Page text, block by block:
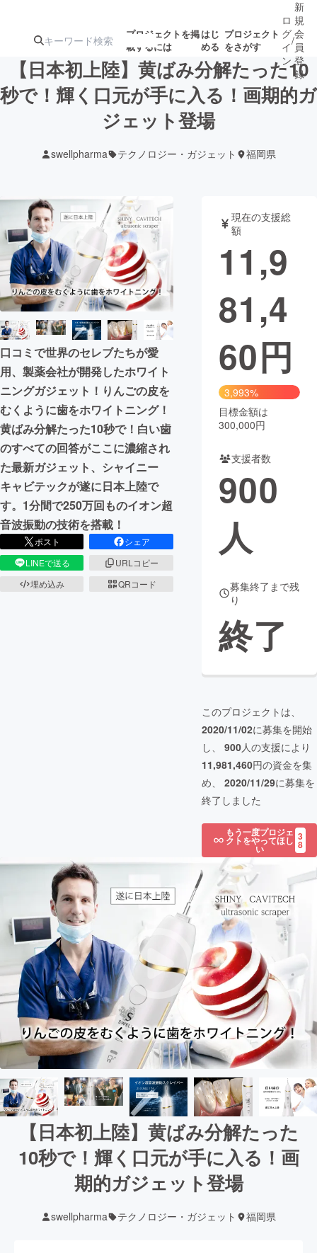
プロジェクトを掲
載するには
はじ
める
プロジェクト
をさがす
注目の新着プロ募集終了が近いプ
テクノロジー・ガジェット
映像・映画 書籍・雑誌
ビジネス・起業 チャレンジ
まちづくり・地域活性化
CAMPFIRE for Social Good
CAMPFIRE Creation
CAMPFIREふるさと納税 machi-ya コミュニティ
ロ
グ
イ
ン
/
新
規
会
員
登
録
【日本初上陸】黄ばみ分解たった10
秒で！輝く口元が手に入る！画期的ガ
ジェット登場
swellpharma テクノロジー・ガジェット 福岡県
口コミで世界のセレブたちが愛
用、製薬会社が開発したホワイト
ニングガジェット！りんごの皮を
むくように歯をホワイトニング！
黄ばみ分解たった10秒で！白い歯
のすべての回答がここに濃縮され
た最新ガジェット、シャイニー
キャビテックが遂に日本上陸で
す。1分間で250万回ものイオン超
音波振動の技術を搭載！
ポスト
シェア
LINEで送る
URLコピー
埋め込み
QRコード
現在の支援総
額
11,9
81,4
60円
3,993%
目標金額は
300,000円
支援者数
900
人
募集終了まで残
り
終了
このプロジェクトは、
2020/11/02に募集を開始
し、 900人の支援により
11,981,460円の資金を集
め、 2020/11/29に募集を
終了しました
もう一度プロジェ
クトをやってほし
い
3
8
【日本初上陸】黄ばみ分解たった
10秒で！輝く口元が手に入る！画
期的ガジェット登場
swellpharma テクノロジー・ガジェット 福岡県